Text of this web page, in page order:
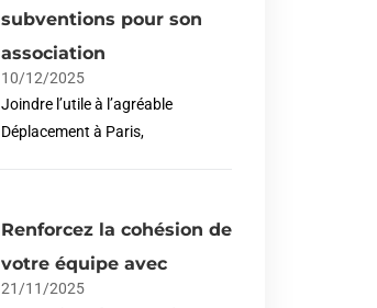
subventions pour son
association
10/12/2025
Joindre l’utile à l’agréable
Déplacement à Paris,
Renforcez la cohésion de
votre équipe avec
21/11/2025